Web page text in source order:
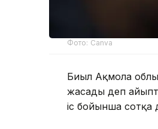
Фото: Canva
Биыл Ақмола
жасады деп
іс бойынша сотқа